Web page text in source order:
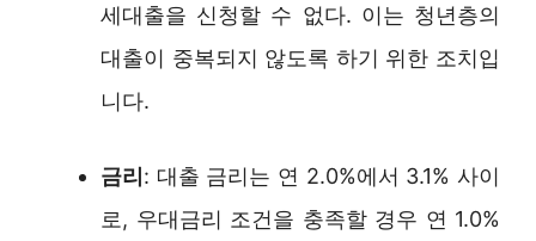
세대출을 신청할 수 없다. 이는 청년층의
대출이 중복되지 않도록 하기 위한 조치입
니다.
금리: 대출 금리는 연 2.0%에서 3.1% 사이
로, 우대금리 조건을 충족할 경우 연 1.0%